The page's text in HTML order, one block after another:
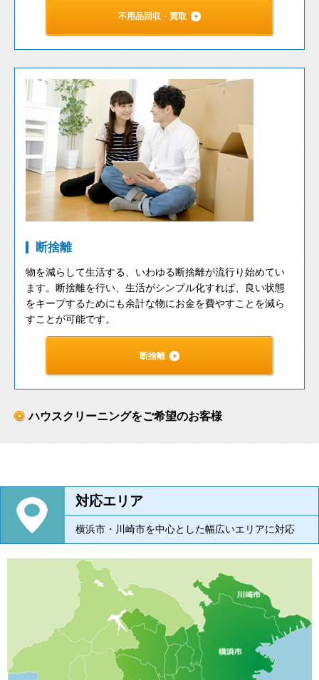
不用品回収・買取
断捨離
物を減らして生活する、いわゆる断捨離が流行り始めてい
ます。断捨離を行い、生活がシンプル化すれば、良い状態
をキープするためにも余計な物にお金を費やすことを減ら
すことが可能です。
断捨離
ハウスクリーニングをご希望のお客様
対応エリア
横浜市・川崎市を中心とした幅広いエリアに対応